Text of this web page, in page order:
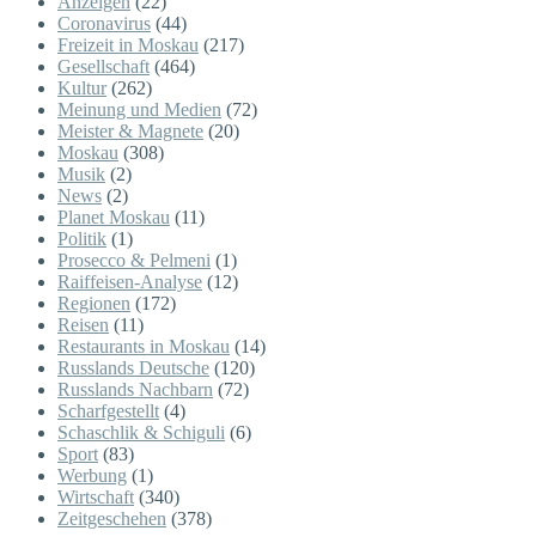
Coronavirus (44)
Freizeit in Moskau (217)
Gesellschaft (464)
Kultur(262)
Meinung und Medien (72)
Meister & Magnete (20)
Moskau (308)
Musik (2)
News (2)
Planet Moskau (11)
Politik (1)
Prosecco & Pelmeni (1)
Raiffeisen-Analyse (12)
Regionen (172)
Reisen (11)
Restaurants in Moskau (14)
Russlands Deutsche (120)
Russlands Nachbarn (72)
Scharfgestellt (4)
Schaschlik & Schiguli (6)
Sport (83)
Werbung (1)
Wirtschaft (340)
Zeitgeschehen (378)